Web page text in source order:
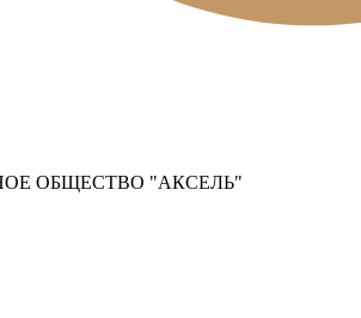
ОБЩЕСТВО "АКСЕЛЬ"